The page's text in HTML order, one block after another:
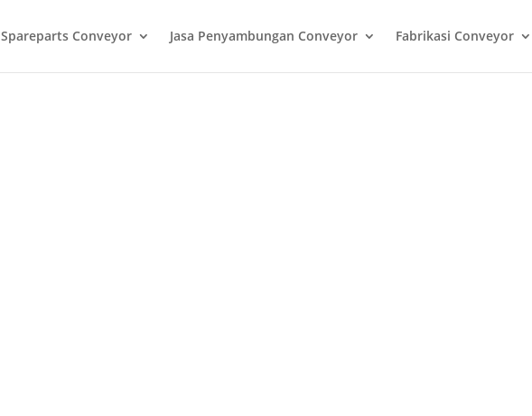
Spareparts Conveyor Jasa Penyambungan Conveyor Fabrikasi Conveyor